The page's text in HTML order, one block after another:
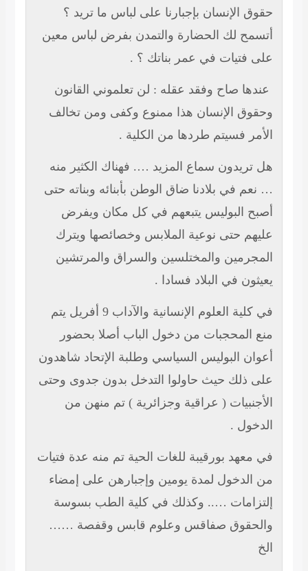
حقوق الإنسان بإجبارنا على لباس ما تريد ؟
أتسمح لك الحضارة والتمدن بفرض لباس معين
على فتيات في عمر بناتك ؟ .
عندها صاح وفقد عقله : لن تعلموني القانون
وحقوق الإنسان هذا ممنوع وكفى ومن تخالف
الأمر فسيتم طردها من الكلية .
هل تريدون سماع المزيد …. فهناك الكثير منه
… نعم في بلادنا ضاق الوطن بأبنائه وبناته حتى
أصبح البوليس يتبعهم في كل مكان ويفرض
عليهم حتى نوعية الملابس وخصائصها ويترك
المجرمين والمختلسين والسراق والمرتشين
يعيثون في البلاد فسادا .
في كلية العلوم الإنسانية والآداب9 أفريل يتم
منع المحجبات من دخول الباب أصلا بحضور
أعوان البوليس السياسي وطلبة الإتحاد شاهدون
على ذلك حيث حاولوا التدخل بدون جدوى وحتى
الأجنبيات ( عراقية وجزائرية ) تم منهن من
الدخول .
في معهد بورقيبة للغات الحية تم منه عدة فتيات
من الدخول لمدة يومين وإجبارهن على إمضاء
إلتزامات ….. وكذلك في كلية الطب بسوسة
والحقوق صفاقس وعلوم قابس وقفصة ……
الخ